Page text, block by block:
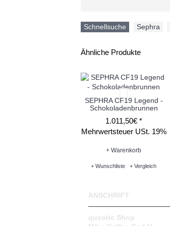
Schnellsuche Sephra
Ähnliche Produkte
SEPHRA CF19 Legend -
Schokoladenbrunnen
1.011,50€ *
Mehrwertsteuer USt. 19%
+ Warenkorb
+ Wunschliste + Vergleich
ANSCHRIFT
qusotic Shop